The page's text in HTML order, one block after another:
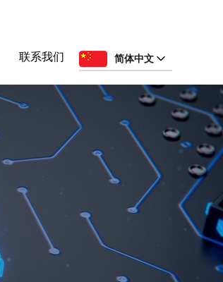
联系我们 简体中文